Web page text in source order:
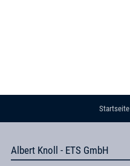
Startseite
Albert Knoll - ETS GmbH